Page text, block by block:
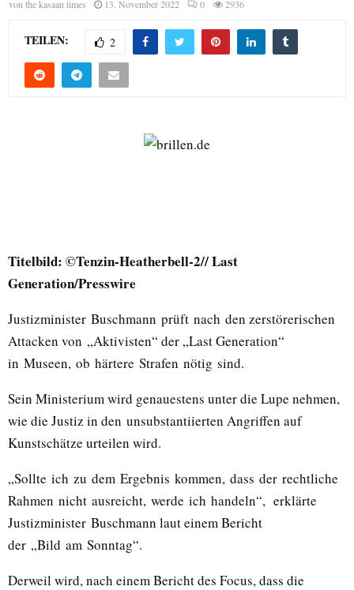
vonthe kasaan times 13. November 2022 0 2936
TEILEN: 2
Titelbild: ©Tenzin-Heatherbell-2// Last
Generation/Presswire
Justizminister Buschmann prüft nach den zerstörerischen
Attacken von „Aktivisten“ der „Last Generation“
in Museen, ob härtere Strafen nötig sind.
Sein Ministerium wird genauestens unter die Lupe nehmen,
wie die Justiz in den unsubstantiierten Angriffen auf
Kunstschätze urteilen wird.
„Sollte ich zu dem Ergebnis kommen, dass der rechtliche
Rahmen nicht ausreicht, werde ich handeln“, erklärte
Justizminister Buschmann laut einem Bericht
der „Bild am Sonntag“.
Derweil wird, nach einem Bericht des Focus,dass die